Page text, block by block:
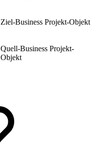
Ziel-Business Projekt-Objekt
Quell-Business Projekt-
Objekt